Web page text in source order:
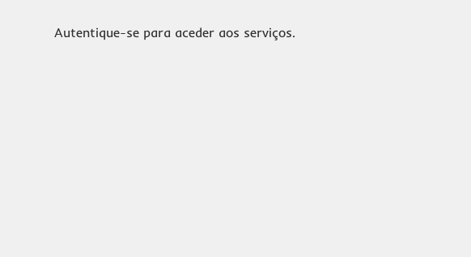
Autentique-se para aceder aos serviços.